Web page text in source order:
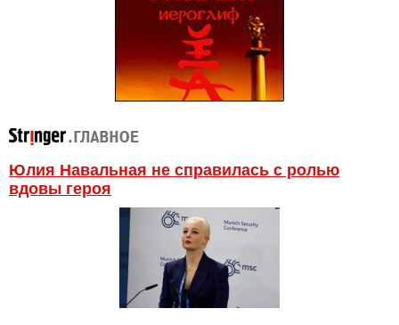
Юлия Навальная не справилась с ролью
вдовы героя